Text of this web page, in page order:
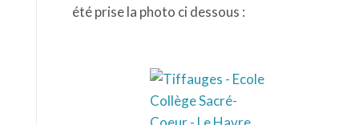
été prise la photo ci dessous :